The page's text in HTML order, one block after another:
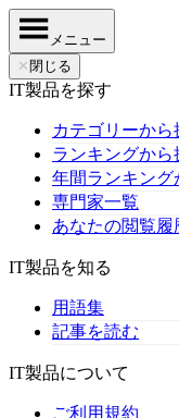
メニュー
✕ 閉じる
IT製品を探す
カテゴリーから
ランキングから
年間ランキング
専門家一覧
あなたの閲覧履
IT製品を知る
用語集
記事を読む
IT製品について
ご利用規約